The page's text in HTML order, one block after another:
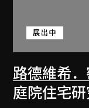
路德維希
展出中
庭院住宅